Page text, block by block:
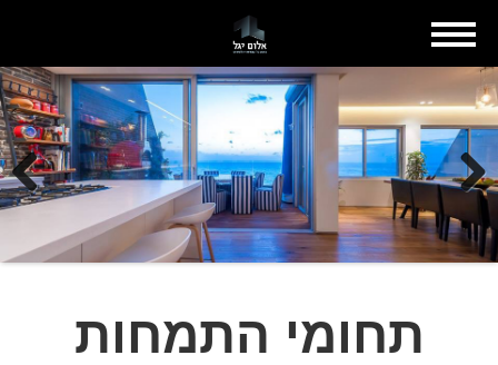
Previous Next
תחומי התמחות